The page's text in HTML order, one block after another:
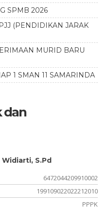
SPMB 2026
(PENDIDIKAN JARAK
MURID BARU
1 SMAN 11 SAMARINDA
dan
Widiarti, S.Pd
6472044209910002
199109022022212010
PPPK